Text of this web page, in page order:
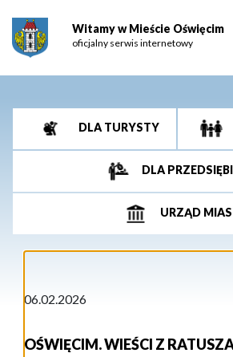
Witamy w Mieście Oświęcim
oficjalny serwis internetowy
DLA TURYSTY
DLA
URZĄD
06.02.2026
OŚWIĘCIM. WIEŚCI Z